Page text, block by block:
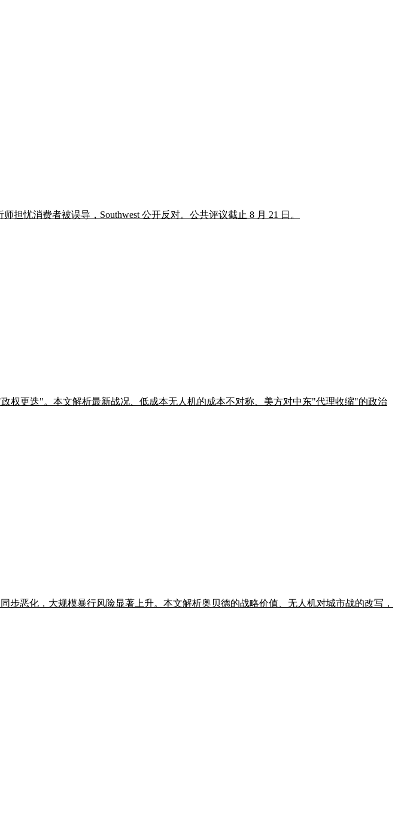
忧消费者被误导，Southwest 公开反对。公共评议截止 8 月 21 日。
权更迭"。本文解析最新战况、低成本无人机的成本不对称、美方对中东"代理收缩"的政治
恶化，大规模暴行风险显著上升。本文解析奥贝德的战略价值、无人机对城市战的改写，